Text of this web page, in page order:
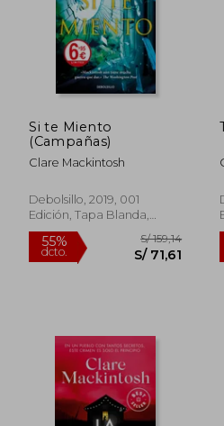
dcto.
Si te Miento
(Campañas)
Clare Mackintosh
Debolsillo, 2019, 001
Edición, Tapa Blanda,
Usado